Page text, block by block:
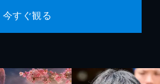
今すぐ観る